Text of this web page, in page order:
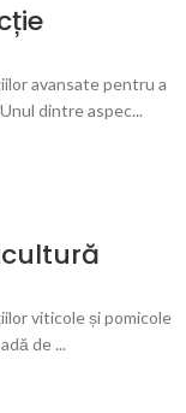
avansate pentru a
dintre aspec...
viticole și pomicole
de ...